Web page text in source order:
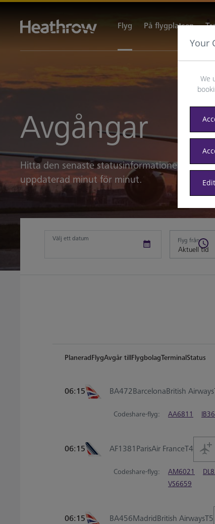
Flyg På flygplatsen
Avgångar
Hitta den senaste statusinformationen för
uppdaterad minut för minut.
Välj ett datum Flyg från
PlaneradFlygAvgår tillFlygbolagTerminalStatus
06:15 BA472BarcelonaBritish Airways
Codeshare-flyg: AA6811
06:15 AF1381 ParisAir FranceT4
Codeshare-flyg: AM6021
VS6659
06:15 BA456MadridBritish AirwaysT5
Your
We